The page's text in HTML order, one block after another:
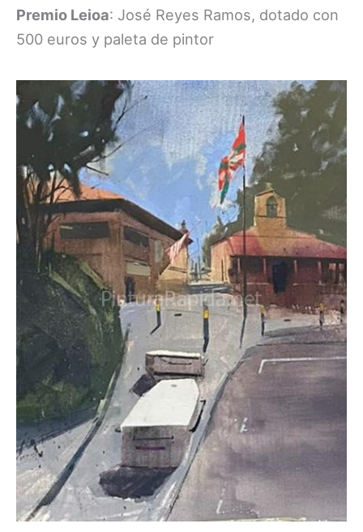
Premio Leioa: José Reyes Ramos, dotado con
500 euros y paleta de pintor